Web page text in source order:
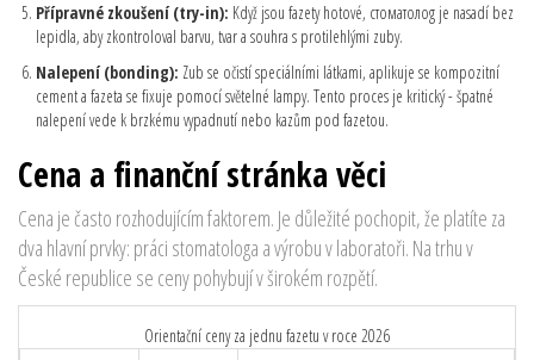
Přípravné zkoušení (try-in): Když jsou fazety hotové, стоматолоg je nasadí bez
lepidla, aby zkontroloval barvu, tvar a souhra s protilehlými zuby.
Nalepení (bonding): Zub se očistí speciálními látkami, aplikuje se kompozitní
cement a fazeta se fixuje pomocí světelné lampy. Tento proces je kritický - špatné
nalepení vede k brzkému vypadnutí nebo kazům pod fazetou.
Cena a finanční stránka věci
Cena je často rozhodujícím faktorem. Je důležité pochopit, že platíte za
dva hlavní prvky: práci stomatologa a výrobu v laboratoři. Na trhu v
České republice se ceny pohybují v širokém rozpětí.
Orientační ceny za jednu fazetu v roce 2026